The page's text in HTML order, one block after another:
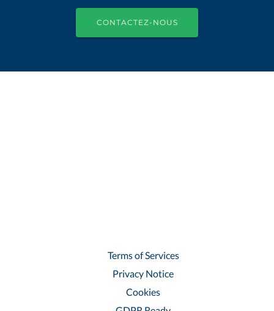
CONTACTEZ-NOUS
Terms of Services
Privacy Notice
Cookies